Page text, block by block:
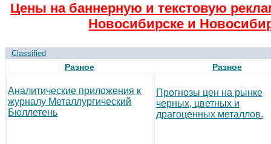
Цены на баннерную и текстовую
Новосибирске и
Classified
Разное
Аналитические приложения к
журналу Металлургический
Бюллетень
Разное
Прогнозы цен на рынке
черных, цветных и
драгоценных металлов.